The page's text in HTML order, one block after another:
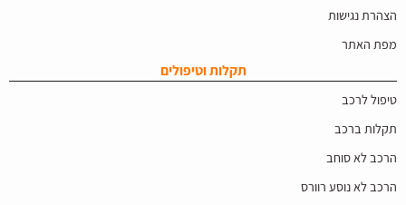
הצהרת נגישות
מפת האתר
תקלות וטיפולים
טיפול לרכב
תקלות ברכב
הרכב לא סוחב
הרכב לא נוסע רוורס